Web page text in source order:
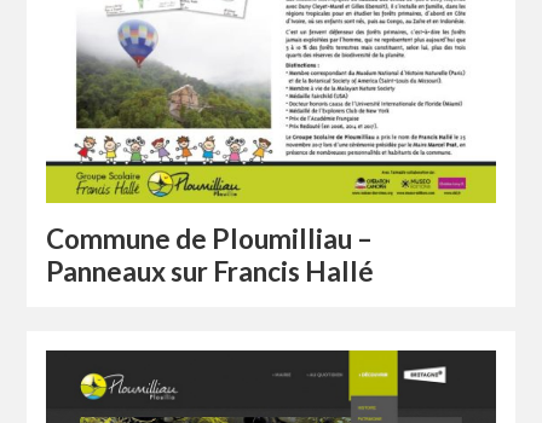
Commune de Ploumilliau –
Panneaux sur Francis Hallé